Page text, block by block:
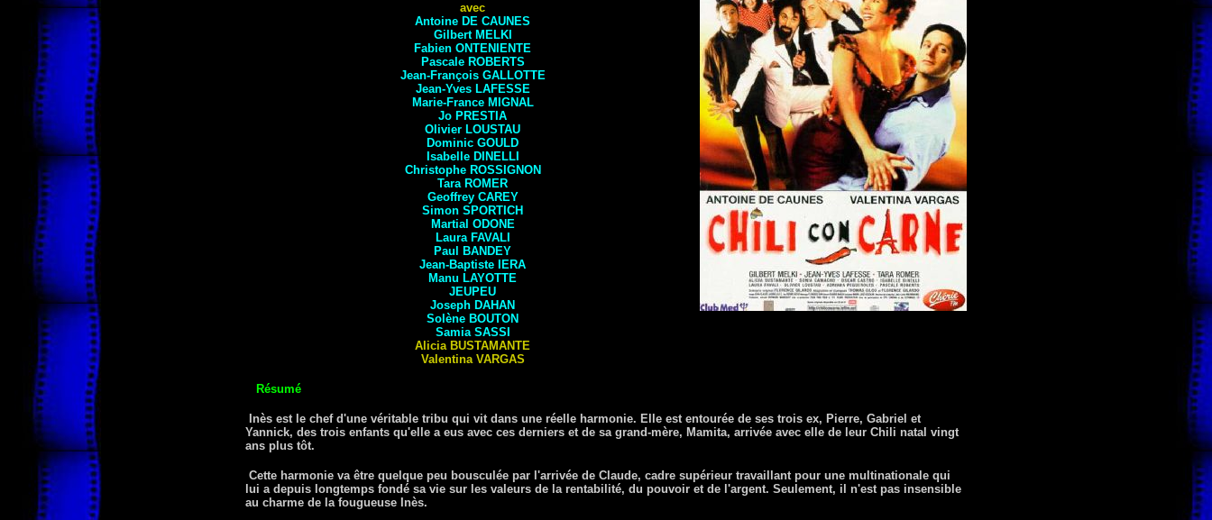
avec
Antoine DE CAUNES
GilbertMELKI
Fabien ONTENIENTE
Pascale ROBERTS
Jean-François GALLOTTE
Jean-YvesLAFESSE
Marie-France MIGNAL
Jo PRESTIA
Olivier LOUSTAU
Dominic GOULD
Isabelle DINELLI
Christophe ROSSIGNON
Tara ROMER
Geoffrey CAREY
Simon SPORTICH
Martial ODONE
Laura FAVALI
Paul
BANDEY
Jean-Baptiste
IERA
Manu LAYOTTE
JEUPEU
Joseph DAHAN
Solène BOUTON
Samia SASSI
Alicia BUSTAMANTE
Valentina VARGAS
Résumé
Inès est le chef d'une véritable tribu qui vit dans une réelle harmonie. Elle est entourée de ses trois ex, Pierre, Gabriel et
Yannick, des trois enfants qu'elle a eus avec ces derniers et de sa grand-mère, Mamita, arrivée avec elle de leur Chili natal vingt
ans plus tôt.
Cette harmonie va être quelque peu bousculée par l'arrivée de Claude, cadre supérieur travaillant pour une multinationale qui
lui a depuis longtemps fondé sa vie sur les valeurs de la rentabilité, du pouvoir et de l'argent. Seulement, il n'est pas insensible
au charme de la fougueuse Inès.